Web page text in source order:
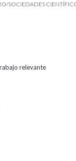
SOCIEDADES
relevante